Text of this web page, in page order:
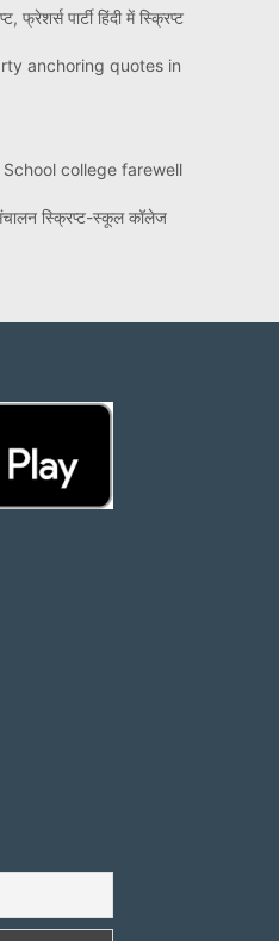
फ्रेशर्स पार्टी हिंदी में स्क्रिप्ट
anchoring quotes in
college farewell
स्क्रिप्ट-स्कूल कॉलेज